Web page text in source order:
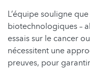
L’équipe souligne
biotechnologiques –
essais sur le cancer
nécessitent une
preuves, pour